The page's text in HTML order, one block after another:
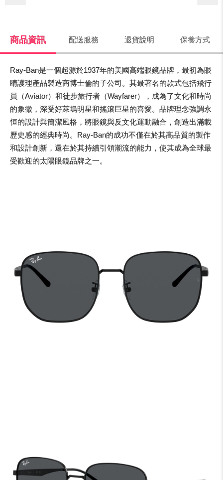
商品資訊 配送服務 退貨說明 保養方式
Ray-Ban是一個起源於1937年的美國高端眼鏡品牌，最初為眼
睛護理產品製造商博士倫的子公司。其最著名的款式包括飛行
員（Aviator）和徒步旅行者（Wayfarer），成為了文化和時尚
的象徵，深受好萊塢明星和搖滾巨星的喜愛。品牌理念強調永
恒的設計與簡潔風格，將眼鏡與反文化運動融合，創造出滿載
歷史感的經典時尚。Ray-Ban的成功不僅在於其高品質的製作
和設計創新，還在於其持續引領潮流的能力，使其成為全球最
受歡迎的太陽眼鏡品牌之一。